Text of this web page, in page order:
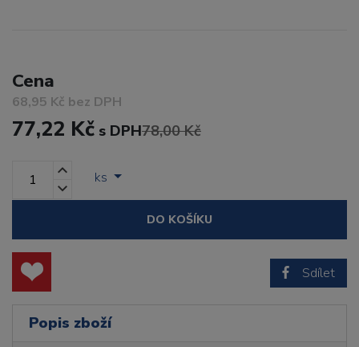
Cena
68,95 Kč bez DPH
77,22 Kč s DPH78,00 Kč
ks
DO KOŠÍKU
Sdílet
Popis zboží